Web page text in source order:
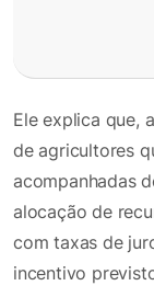
Ele explica que,
de agricultores
acompanhadas
alocação de
com taxas de
incentivo